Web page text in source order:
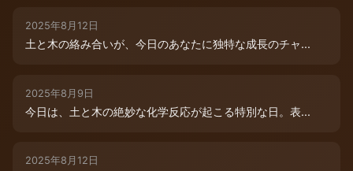
2025年8月12日
土と木の絡み合いが、今日のあなたに独特な成長のチャ...
2025年8月9日
今日は、土と木の絶妙な化学反応が起こる特別な日。表...
2025年8月12日